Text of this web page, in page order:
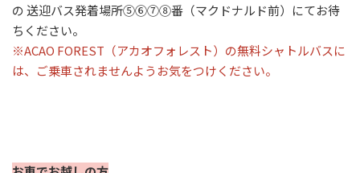
の 送迎バス発着場所➄➅➆➇番（マクドナルド前）にてお待
ちください。
※ACAO FOREST（アカオフォレスト）の無料シャトルバスに
は、ご乗車されませんようお気をつけください。